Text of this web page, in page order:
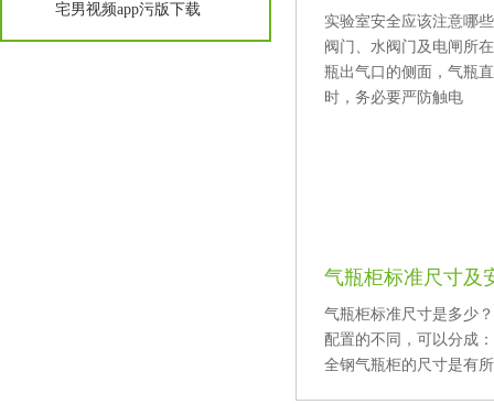
宅男视频app污版下载
实验室安全应该注意哪些
阀门、水阀门及电闸所
瓶出气口的侧面，气瓶直
时，务必要严防触电
气瓶柜标准尺寸及
气瓶柜标准尺寸是多少
配置的不同，可以分成
全钢气瓶柜的尺寸是有所区